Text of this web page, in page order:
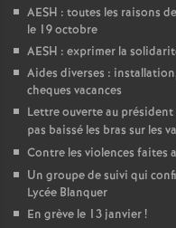
AESH : toutes les raisons
le 19 octobre
AESH : exprimer la
Aides diverses :
cheques vacances
Lettre ouverte au président
pas baissé les bras sur les
Contre les violences faites
Un groupe de suivi qui
Lycée Blanquer
En grève le 13 janvier!